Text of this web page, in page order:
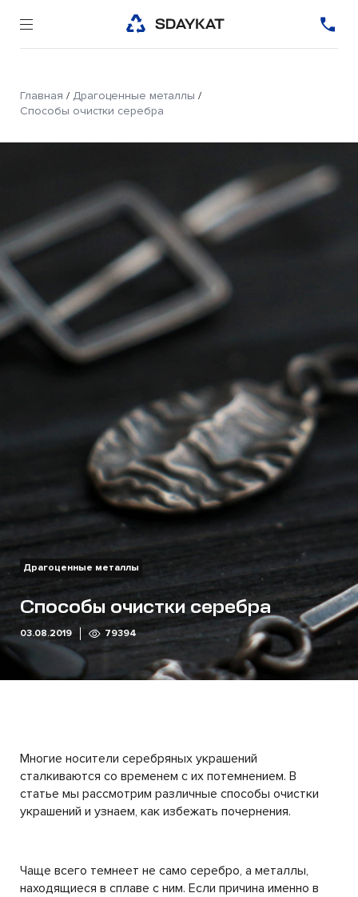
Главная / Драгоценные металлы /
Способы очистки серебра
Драгоценные металлы
Способы очистки серебра
03.08.2019 79394
Многие носители серебряных украшений
сталкиваются со временем с их потемнением. В
статье мы рассмотрим различные способы очистки
украшений и узнаем, как избежать почернения.
Чаще всего темнеет не само серебро, а металлы,
находящиеся в сплаве с ним. Если причина именно в